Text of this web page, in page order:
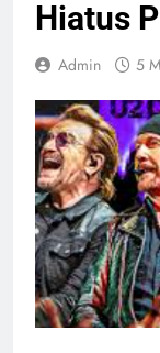
Hiatus
Admin 5